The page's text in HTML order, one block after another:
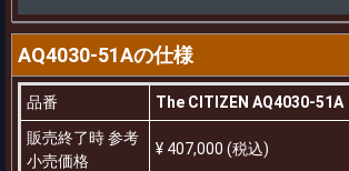
AQ4030-51Aの仕様
品番
The CITIZEN AQ4030-51A
販売終了時 参考
小売価格
¥ 407,000 (税込)